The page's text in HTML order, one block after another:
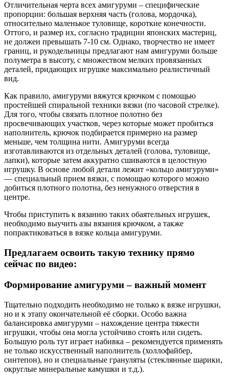
Отличительная черта всех амигуруми – специфические
пропорции: большая верхняя часть (голова, мордочка),
относительно маленькое туловище, короткие конечности.
Оттого, и размер их, согласно традиции японских мастериц,
не должен превышать 7-10 см. Однако, творчество не имеет
границ, и рукодельницы предлагают нам амигуруми больше
полуметра в высоту, с множеством мелких провязанных
деталей, придающих игрушке максимально реалистичный
вид.
Как правило, амигуруми вяжутся крючком с помощью
простейшей спиральной техники вязки (по часовой стрелке).
Для того, чтобы связать плотное полотно без
просвечивающих участков, через которые может пробиться
наполнитель, крючок подбирается примерно на размер
меньше, чем толщина нити. Амигуруми всегда
изготавливаются из отдельных деталей (голова, туловище,
лапки), которые затем аккуратно сшиваются в целостную
игрушку. В основе любой детали лежит «кольцо амигуруми»
— специальный прием вязки, с помощью которого можно
добиться плотного полотна, без ненужного отверстия в
центре.
Чтобы приступить к вязанию таких обаятельных игрушек,
необходимо выучить азы вязания крючком, а также
попрактиковаться в вязке кольца амигуруми.
Предлагаем освоить такую технику прямо
сейчас по видео:
Формирование амигуруми – важный момент
Тщательно подходить необходимо не только к вязке игрушки,
но и к этапу окончательной её сборки. Особо важна
балансировка амигуруми – нахождение центра тяжести
игрушки, чтобы она могла устойчиво стоять или сидеть.
Большую роль тут играет набивка – рекомендуется применять
не только искусственный наполнитель (холлофайбер,
синтепон), но и специальные грануляты (стеклянные шарики,
округлые минеральные камушки и т.д.).